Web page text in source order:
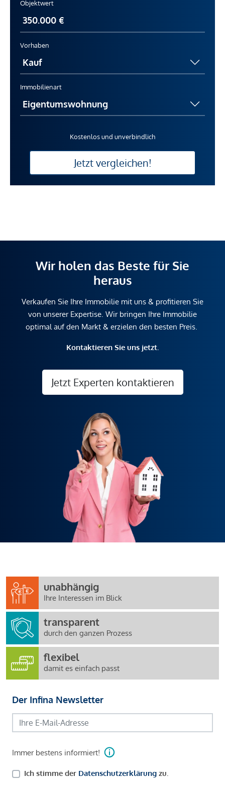
Objektwert
Vorhaben
Immobilienart
Kostenlos und unverbindlich
Jetzt vergleichen!
Wir holen das Beste für Sie
heraus
Verkaufen Sie Ihre Immobilie mit uns & profitieren Sie
von unserer Expertise. Wir bringen Ihre Immobilie
optimal auf den Markt & erzielen den besten Preis.
Kontaktieren Sie uns jetzt.
Jetzt Experten kontaktieren
unabhängig
Ihre Interessen im Blick
transparent
durch den ganzen Prozess
flexibel
damit es einfach passt
Der Infina Newsletter
Immer bestens informiert!
Ich stimme der Datenschutzerklärung zu.